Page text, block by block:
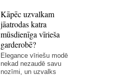
Kāpēc uzvalkam
jāatrodas katra
mūsdienīga vīrieša
garderobē?
Elegance vīriešu modē
nekad nezaudē savu
nozīmi, un uzvalks